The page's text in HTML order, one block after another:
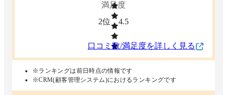
満足度
2位
4.5
口コミ数/満足度を詳しく見る
※ランキングは前日時点の情報です
※CRM(顧客管理システム)におけるランキングです